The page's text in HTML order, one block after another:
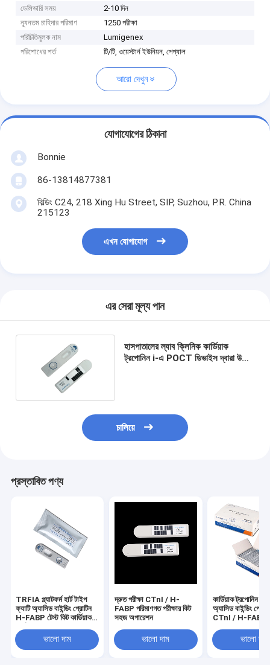
ডেলিভারি সময়
2-10 দিন
ন্যূনতম চাহিদার পরিমাণ
1250 পরীক্ষা
পরিচিতিমুলক নাম
Lumigenex
পরিশোধের শর্ত
টি/টি, ওয়েস্টার্ন ইউনিয়ন, পেপ্যাল
আরো দেখুন
যোগাযোগের ঠিকানা
Bonnie
86-13814877381
বিল্ডিং C24, 218 Xing Hu Street, SIP, Suzhou, P.R. China
215123
এখন যোগাযোগ
এর সেরা মূল্য পান
হাসপাতালের ল্যাব ক্লিনিক কার্ডিয়াক
ট্রপোনিন i-এ POCT ডিভাইস দ্বারা উচ্চ
চালিয়ে
প্রস্তাবিত পণ্য
TRFIA প্ল্যাটফর্ম হার্ট টাইপ
ফ্যাটি অ্যাসিড বাইন্ডিং প্রোটিন
H-FABP টেস্ট কিট কার্ডিয়াক
ভালো দাম
দ্রুত পরীক্ষা CTnI / H-
FABP পরিমাণগত পরীক্ষার কিট
সহজ অপারেশন
ভালো দাম
কার্ডিয়াক ট্রপোনিন I
অ্যাসিড বাইন্ডিং
CTnI / H-FABP
ভালো দাম